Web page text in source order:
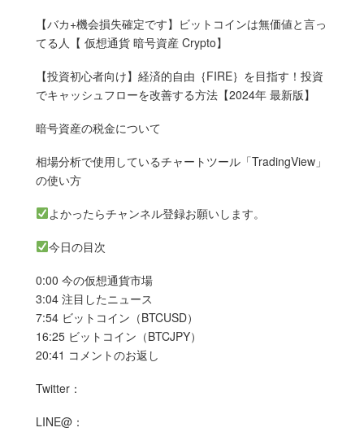
【バカ+機会損失確定です】ビットコインは無価値と言っ
てる人【 仮想通貨 暗号資産 Crypto】
【投資初心者向け】経済的自由｛FIRE｝を目指す！投資
でキャッシュフローを改善する方法【2024年 最新版】
暗号資産の税金について
相場分析で使用しているチャートツール「TradingView」
の使い方
よかったらチャンネル登録お願いします。
今日の目次
0:00 今の仮想通貨市場
3:04 注目したニュース
7:54 ビットコイン（BTCUSD）
16:25 ビットコイン（BTCJPY）
20:41 コメントのお返し
Twitter：
LINE@：